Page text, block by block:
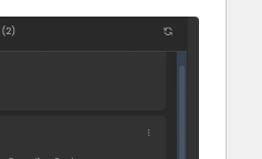
och